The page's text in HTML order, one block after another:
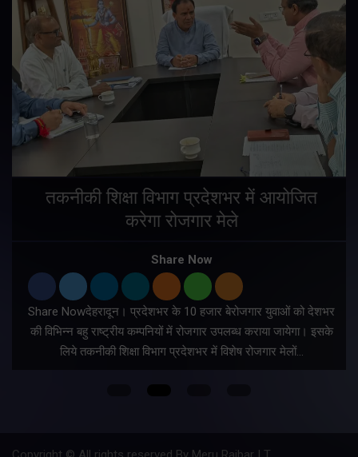
तकनीकी शिक्षा विभाग प्रदेशभर में आयोजित
करेगा रोजगार मेले
Share Now
Share Nowदेहरादून। प्रदेशभर के 10 हजार बेरोजगार युवाओं को देशभर
की विभिन्न बहु राष्ट्रीय कम्पनियों में रोजगार उपलब्ध कराया जायेगा। इसके
लिये तकनीकी शिक्षा विभाग प्रदेशभर में विशेष रोजगार मेलों…